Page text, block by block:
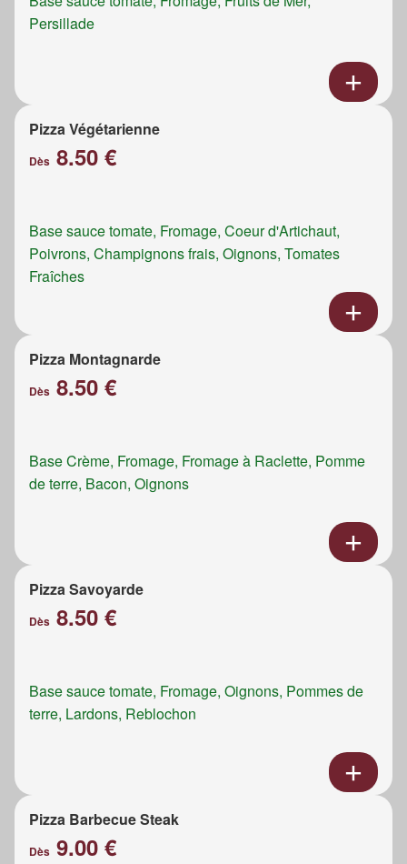
Persillade
Pizza Végétarienne
Dès 8.50 €
Base sauce tomate, Fromage, Coeur d'Artichaut,
Poivrons, Champignons frais, Oignons, Tomates
Fraîches
Pizza Montagnarde
Dès 8.50 €
Base Crème, Fromage, Fromage à Raclette, Pomme
de terre, Bacon, Oignons
Pizza Savoyarde
Dès 8.50 €
Base sauce tomate, Fromage, Oignons, Pommes de
terre, Lardons, Reblochon
Pizza Barbecue Steak
Dès 9.00 €